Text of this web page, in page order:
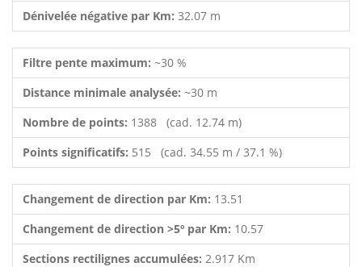
Dénivelée négative par Km: 32.07 m
Filtre pente maximum: ~30 %
Distance minimale analysée: ~30 m
Nombre de points: 1388 (cad. 12.74 m)
Points significatifs: 515 (cad. 34.55 m / 37.1 %)
Changement de direction par Km: 13.51
Changement de direction >5º par Km: 10.57
Sections rectilignes accumulées: 2.917 Km